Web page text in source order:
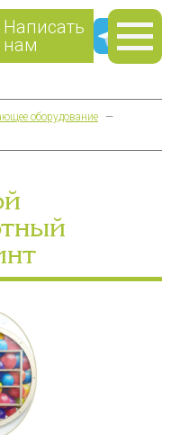
Написать
нам
оборудование —